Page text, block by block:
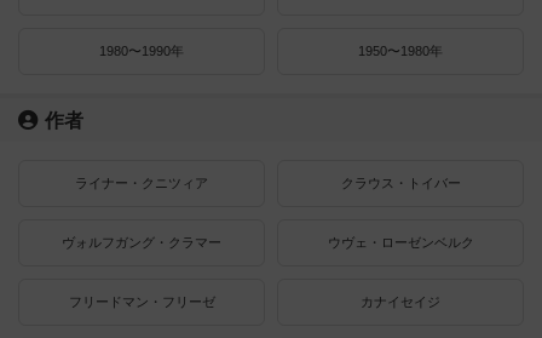
1980〜1990年 1950〜1980年
作者
ライナー・クニツィア クラウス・トイバー
ヴォルフガング・クラマー ウヴェ・ローゼンベルク
フリードマン・フリーゼ カナイセイジ